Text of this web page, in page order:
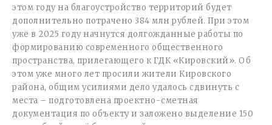
этом году на благоустройство территорий будет
дополнительно потрачено 384 млн рублей. При этом
уже в 2025 году начнутся долгожданные работы по
формированию современного общественного
пространства, прилегающего к ГДК «Кировский». Об
этом уже много лет просили жители Кировского
района, общим усилиями дело удалось сдвинуть с
места – подготовлена проектно-сметная
документация по объекту и заложено выделение 150